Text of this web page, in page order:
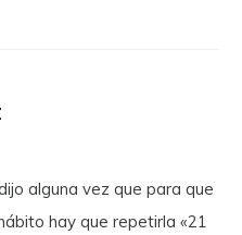
alguna vez que para que
hay que repetirla «21